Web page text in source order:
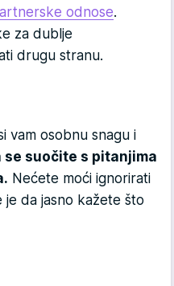
odnose.
za dublje
drugu stranu.
vam osobnu snagu i
se suočite s pitanjima
Nećete moći ignorirati
je da jasno kažete što